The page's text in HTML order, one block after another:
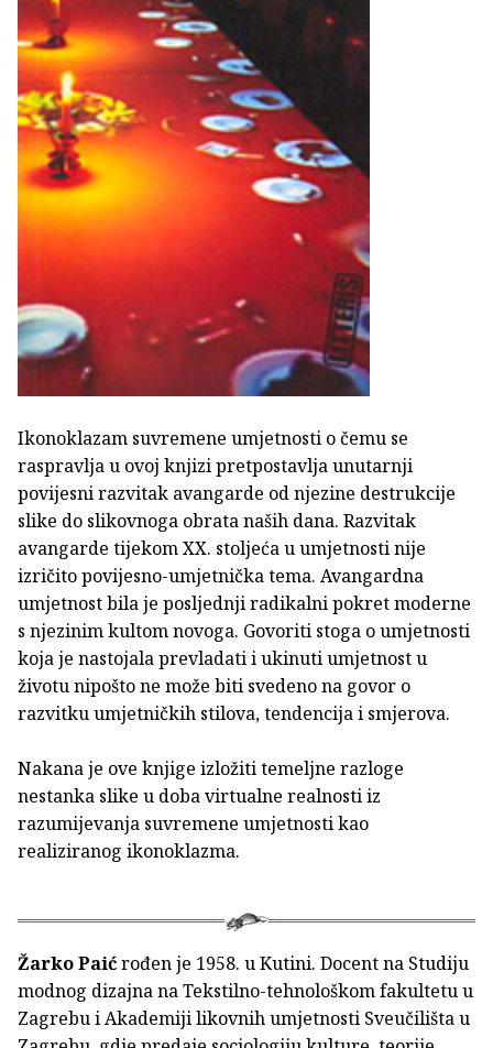
Ikonoklazam suvremene umjetnosti o čemu se
raspravlja u ovoj knjizi pretpostavlja unutarnji
povijesni razvitak avangarde od njezine destrukcije
slike do slikovnoga obrata naših dana. Razvitak
avangarde tijekom XX. stoljeća u umjetnosti nije
izričito povijesno-umjetnička tema. Avangardna
umjetnost bila je posljednji radikalni pokret moderne
s njezinim kultom novoga. Govoriti stoga o umjetnosti
koja je nastojala prevladati i ukinuti umjetnost u
životu nipošto ne može biti svedeno na govor o
razvitku umjetničkih stilova, tendencija i smjerova.
Nakana je ove knjige izložiti temeljne razloge
nestanka slike u doba virtualne realnosti iz
razumijevanja suvremene umjetnosti kao
realiziranog ikonoklazma.
Žarko Paićrođen je 1958. u Kutini. Docent na Studiju
modnog dizajna na Tekstilno-tehnološkom fakultetu u
Zagrebu i Akademiji likovnih umjetnosti Sveučilišta u